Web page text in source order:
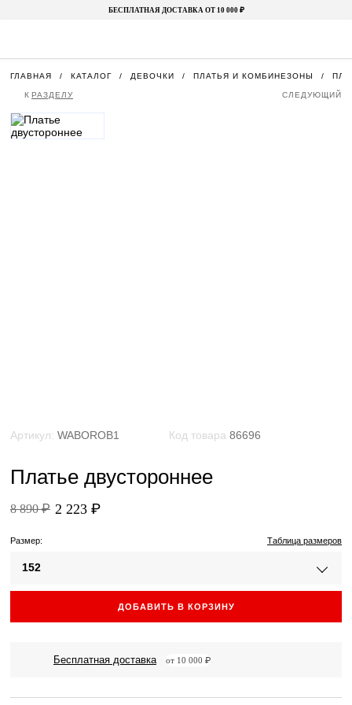
БЕСПЛАТНАЯ ДОСТАВКА ОТ 10 000 ₽
ГЛАВНАЯ КАТАЛОГ ДЕВОЧКИ ПЛАТЬЯ И КОМБИНЕЗОНЫ
К РАЗДЕЛУ СЛЕДУЮЩИЙ
Артикул: WABOROB1 Код товара 86696
Платье двустороннее
8 890 ₽ 2 223 ₽
Размер: Таблица размеров
152
ДОБАВИТЬ В КОРЗИНУ
Бесплатная доставка от 10 000 ₽